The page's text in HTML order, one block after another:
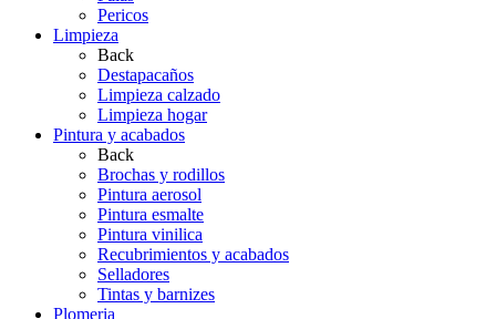
Pericos
Limpieza
Back
Destapacaños
Limpieza calzado
Limpieza hogar
Pintura y acabados
Back
Brochas y rodillos
Pintura aerosol
Pintura esmalte
Pintura vinilica
Recubrimientos y acabados
Selladores
Tintas y barnizes
Plomeria